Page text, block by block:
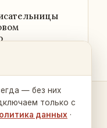
→
— без них
только с
данных ·